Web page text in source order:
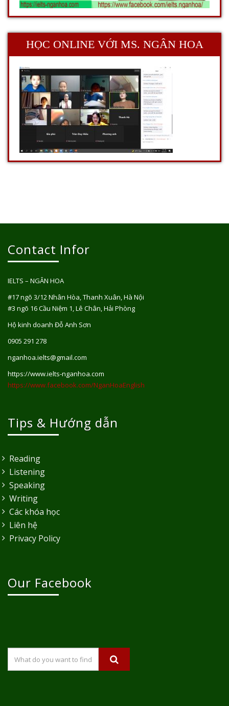
HỌC ONLINE VỚI MS. NGÂN HOA
Contact Infor
IELTS – NGÂN HOA
#17 ngõ 3/12 Nhân Hòa, Thanh Xuân, Hà Nội
#3 ngõ 16 Cầu Niệm 1, Lê Chân, Hải Phòng
Hộ kinh doanh Đỗ Anh Sơn
0905 291 278
nganhoa.ielts@gmail.com
https://www.ielts-nganhoa.com
https://www.facebook.com/NganHoaEnglish
Tips & Hướng dẫn
Reading
Listening
Speaking
Writing
Các khóa học
Liên hệ
Privacy Policy
Our Facebook